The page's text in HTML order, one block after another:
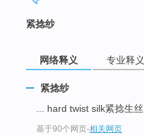
紧捻纱
网络释义 专业释义
紧捻纱
... hard twist silk紧捻生丝
基于90个网页-相关网页